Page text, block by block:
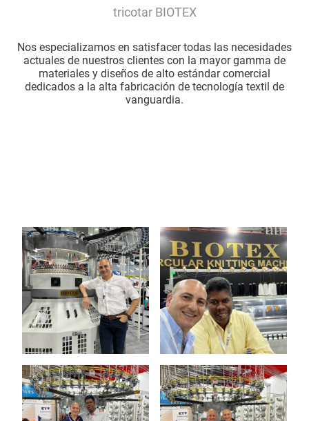
tricotar BIOTEX
Nos especializamos en satisfacer todas las necesidades
actuales de nuestros clientes con la mayor gamma de
materiales y diseños de alto estándar comercial
dedicados a la alta fabricación de tecnología textil de
vanguardia.